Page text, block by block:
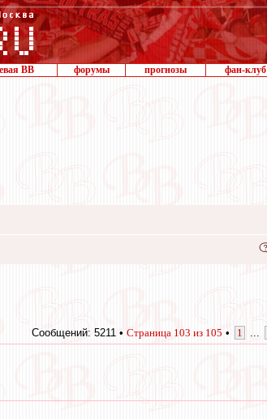
ВВ форумы прогнозы фан-клуб
Сообщений: 5211 • Страница 103 из 105 • 1